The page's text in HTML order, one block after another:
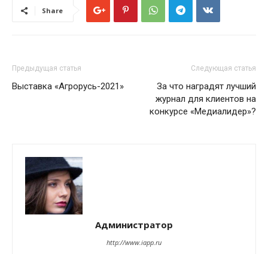
Share
Предыдущая статья
Выставка «Агрорусь-2021»
Следующая статья
За что наградят лучший
журнал для клиентов на
конкурсе «Медиалидер»?
Администратор
http://www.iapp.ru